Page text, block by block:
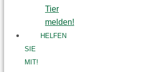
Tier
melden!
HELFEN
SIE
MIT!